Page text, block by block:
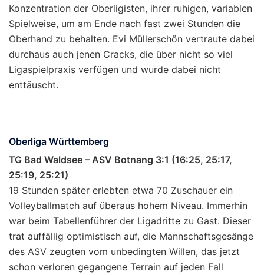
Konzentration der Oberligisten, ihrer ruhigen, variablen
Spielweise, um am Ende nach fast zwei Stunden die
Oberhand zu behalten. Evi Müllerschön vertraute dabei
durchaus auch jenen Cracks, die über nicht so viel
Ligaspielpraxis verfügen und wurde dabei nicht
enttäuscht.
Oberliga Württemberg
TG Bad Waldsee – ASV Botnang 3:1 (16:25, 25:17,
25:19, 25:21)
19 Stunden später erlebten etwa 70 Zuschauer ein
Volleyballmatch auf überaus hohem Niveau. Immerhin
war beim Tabellenführer der Ligadritte zu Gast. Dieser
trat auffällig optimistisch auf, die Mannschaftsgesänge
des ASV zeugten vom unbedingten Willen, das jetzt
schon verloren gegangene Terrain auf jeden Fall